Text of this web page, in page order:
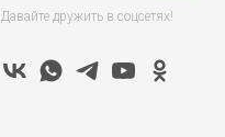
Давайте дружить в соцсетях!